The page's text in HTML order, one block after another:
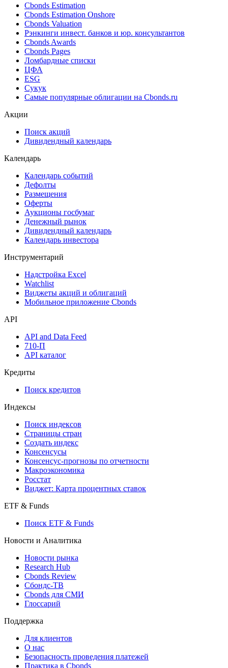
Поиск облигаций (ИИ)
Ближайшие размещения (Россия)
Поиск котировок облигаций
Best bid/ask
Cbonds Estimation
Cbonds Estimation Onshore
Cbonds Valuation
Рэнкинги инвест. банков и юр. консультантов
Cbonds Awards
Cbonds Pages
Ломбардные списки
ESG
Самые популярные облигации на Cbonds.ru
Дивидендный календарь
Календарь
Календарь событий
Дефолты
Размещения
Оферты
Аукционы госбумаг
Денежный рынок
Календарь инвестора
Инструментарий
Надстройка Excel
Мобильное приложение Cbonds
API
API and Data Feed
API каталог
Кредиты
Поиск кредитов
Индексы
Поиск индексов
Страницы стран
Создать индекс
Консенсусы
Консенсус-прогнозы по отчетности
Макроэкономика
Виджет: Карта процентных ставок
ETF & Funds
Поиск ETF & Funds
Новости и Аналитика
Новости рынка
Research Hub
Cbonds Review
Сбондс-ТВ
Глоссарий
Поддержка